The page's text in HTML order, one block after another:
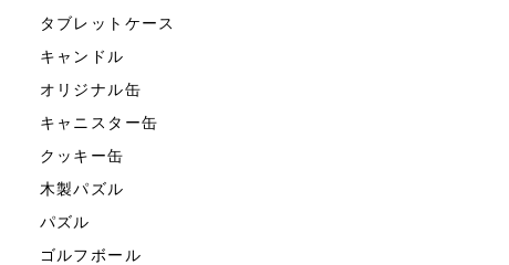
タブレットケース
キャンドル
オリジナル缶
キャニスター缶
クッキー缶
木製パズル
パズル
ゴルフボール